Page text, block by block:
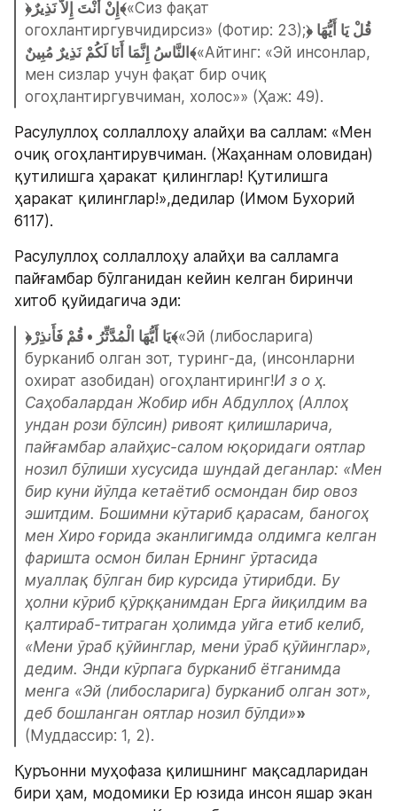
﴿إِنْ أَنْتَ إِلاَّ نَذِيرٌ﴾«Сиз фақат
огохлантиргувчидирсиз» (Фотир: 23);﴿قُلْ يَا أَيُّهَا
النَّاسُ إِنَّمَا أَنَا لَكُمْ نَذِيرٌ مُبِينٌ﴾«Айтинг: «Эй инсонлар,
мен сизлар учун фақат бир очиқ
огоҳлантиргувчиман, холос»» (Ҳаж: 49).
Расулуллоҳ соллаллоҳу алайҳи ва саллам: «Мен
очиқ огоҳлантирувчиман. (Жаҳаннам оловидан)
қутилишга ҳаракат қилинглар! Қутилишга
ҳаракат қилинглар!»,дедилар (Имом Бухорий
6117).
Расулуллоҳ соллаллоҳу алайҳи ва салламга
пайғамбар бўлганидан кейин келган биринчи
хитоб қуйидагича эди:
﴿يَا أَيُّهَا الْمُدَّثِّرُ • قُمْ فَأَنذِرْ﴾«Эй (либосларига)
бурканиб олган зот, туринг-да, (инсонларни
охират азобидан) огоҳлантиринг!И з о ҳ.
Саҳобалардан Жобир ибн Абдуллоҳ (Аллоҳ
ундан рози бўлсин) ривоят қилишларича,
пайғамбар алайҳис-салом юқоридаги оятлар
нозил бўлиши хусусида шундай деганлар: «Мен
бир куни йўлда кетаётиб осмондан бир овоз
эшитдим. Бошимни кўтариб қарасам, баногоҳ
мен Хиро ғорида эканлигимда олдимга келган
фаришта осмон билан Ернинг ўртасида
муаллақ бўлган бир курсида ўтирибди. Бу
ҳолни кўриб қўрққанимдан Ерга йиқилдим ва
қалтираб-титраган ҳолимда уйга етиб келиб,
«Мени ўраб қўйинглар, мени ўраб қўйинглар»,
дедим. Энди кўрпага бурканиб ётганимда
менга «Эй (либосларига) бурканиб олган зот»,
деб бошланган оятлар нозил бўлди»»
(Муддассир: 1, 2).
Қуръонни муҳофаза қилишнинг мақсадларидан
бири ҳам, модомики Ер юзида инсон яшар экан